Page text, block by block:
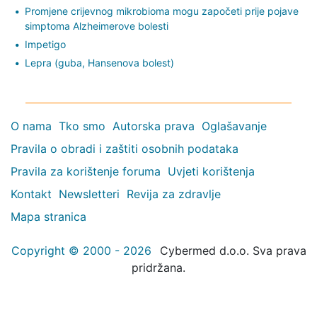
Promjene crijevnog mikrobioma mogu započeti prije pojave
simptoma Alzheimerove bolesti
Impetigo
Lepra (guba, Hansenova bolest)
O nama Tko smo Autorska prava Oglašavanje
Pravila o obradi i zaštiti osobnih podataka
Pravila za korištenje foruma Uvjeti korištenja
Kontakt Newsletteri Revija za zdravlje
Mapa stranica
Copyright © 2000 - 2026
Cybermed d.o.o. Sva prava
pridržana.